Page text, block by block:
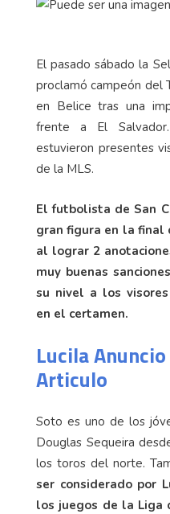
El pasado sábado la
proclamó campeón del
en Belice tras una
frente a El
estuvieron presentes
de la MLS.
El futbolista de San
gran figura en la final
al lograr 2
muy buenas
su nivel a los
en el certamen.
Lucila Anuncio
Articulo
Soto es uno de los
Douglas Sequeira
los toros del norte.
ser considerado por
los juegos de la Liga